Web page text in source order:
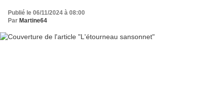
Publié le 06/11/2024 à 08:00
Par Martine64